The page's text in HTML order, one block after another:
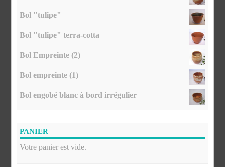
Bol "tulipe"
Bol "tulipe" terra-cotta
Bol Empreinte (2)
Bol empreinte (1)
Bol engobé blanc à bord irrégulier
PANIER
Votre panier est vide.